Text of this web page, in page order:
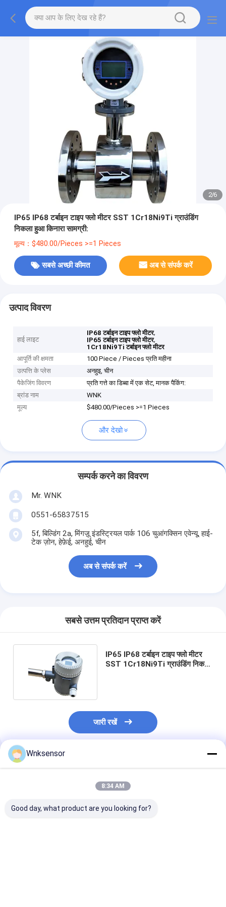
2/6
IP65 IP68 टर्बाइन टाइप फ्लो मीटर SST 1Cr18Ni9Ti ग्राउंडिंग
निकला हुआ किनारा सामग्री:
मूल्य：$480.00/Pieces >=1 Pieces
सबसे अच्छी कीमत अब से संपर्क करें
उत्पाद विवरण
हाई लाइट
IP68 टर्बाइन टाइप फ्लो मीटर,
IP65 टर्बाइन टाइप फ्लो मीटर,
1Cr18Ni9Ti टर्बाइन फ्लो मीटर
आपूर्ति की क्षमता
100 Piece / Pieces प्रति महीना
उत्पत्ति के प्लेस
अनहुइ, चीन
पैकेजिंग विवरण
प्रति गत्ते का डिब्बा में एक सेट, मानक पैकिंग:
ब्रांड नाम
WNK
मूल्य
$480.00/Pieces >=1 Pieces
और देखो
सम्पर्क करने का विवरण
Mr. WNK
0551-65837515
5f, बिल्डिंग 2a, मिंगज़ू इंडस्ट्रियल पार्क 106 चुआंगक्सिन एवेन्यू, हाई-
टेक ज़ोन, हेफ़ेई, अनहुई, चीन
अब से संपर्क करें
सबसे उत्तम प्रतिदान प्राप्त करें
IP65 IP68 टर्बाइन टाइप फ्लो मीटर
SST 1Cr18Ni9Ti ग्राउंडिंग निकला
जारी रखें
अनुशंसित उत्पाद
Wnksensor
8:34 AM
Good day, what product are you looking for?